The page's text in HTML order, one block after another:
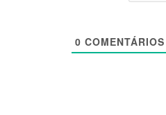
0 COMENTÁRIOS